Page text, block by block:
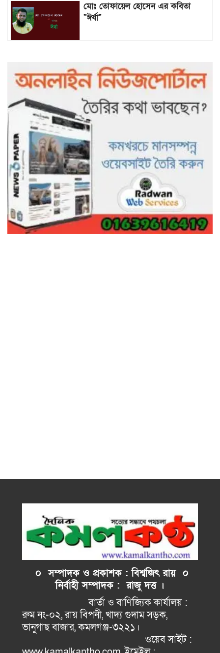
মোঃ তোফায়েল হোসেন এর কবিতা
“ঈর্ষা”
আটকে পড়া ১০ পর্যটককে উদ্ধার করল
পুলিশ ও ফায়ার সার্ভিস
গাছ না কেটে আমাদের পুড়িয়ে মারলে
ভালো হতো’: বন বিভাগের নিষ্ঠুরতায়
নিঃস্ব কৃষক
০ সম্পাদক ও প্রকাশক : বিশ্বজিৎ রায় ০
নির্বাহীসম্পাদক : রাজু দত্ত ।
বার্তা ও বাণিজ্যিক কার্যালয় :
রুম নং-০২, রায় বিপনী, খাদ্য গুদাম সড়ক,
ভানুগাছ বাজার, কমলগঞ্জ-৩২২১।
ওয়েব সাইট :